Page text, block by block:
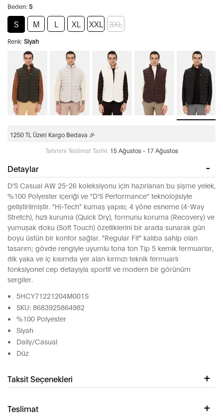
Beden: S
S M L XL XXL 3XL
Renk: Siyah
1250 TL Üzeri Kargo Bedava 🎉
Tahmini Teslimat Tarihi: 15 Ağustos - 17 Ağustos
Detaylar
D'S Casual AW 25-26 koleksiyonu için hazırlanan bu şişme yelek,
%100 Polyester içeriği ve "D'S Performance" teknolojisiyle
geliştirilmiştir. "Hi-Tech" kumaş yapısı; 4 yöne esneme (4-Way
Stretch), hızlı kuruma (Quick Dry), formunu koruma (Recovery) ve
yumuşak doku (Soft Touch) özelliklerini bir arada sunarak gün
boyu üstün bir konfor sağlar. "Regular Fit" kalıba sahip olan
tasarım; gövde rengiyle uyumlu tona ton Tip 5 kemik fermuarlar,
dik yaka ve iç kısımda yer alan kırmızı teknik fermuarlı
fonksiyonel cep detayıyla sportif ve modern bir görünüm
sergiler.
5HCY71221204M001S
SKU: 8683925864982
%100 Polyester
Siyah
Daily/Casual
Düz
Taksit Seçenekleri
Teslimat